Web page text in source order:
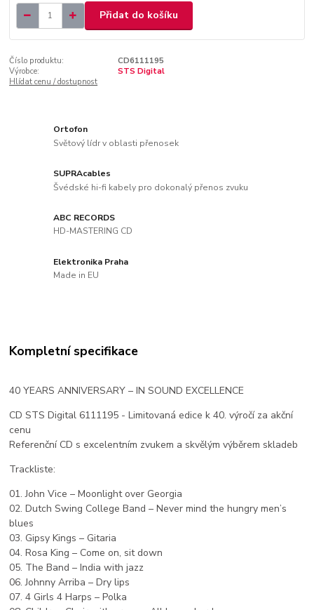
Přidat do košíku
Číslo produktu:
CD6111195
Výrobce:
STS Digital
Hlídat cenu / dostupnost
Ortofon
Světový lídr v oblasti přenosek
SUPRAcables
Švédské hi-fi kabely pro dokonalý přenos zvuku
ABC RECORDS
HD-MASTERING CD
Elektronika Praha
Made in EU
Kompletní specifikace
40 YEARS ANNIVERSARY – IN SOUND EXCELLENCE
CD STS Digital 6111195 - Limitovaná edice k 40. výročí za akční
cenu
Referenční CD s excelentním zvukem a skvělým výběrem skladeb
Trackliste:
01. John Vice – Moonlight over Georgia
02. Dutch Swing College Band – Never mind the hungry men’s
blues
03. Gipsy Kings – Gitaria
04. Rosa King – Come on, sit down
05. The Band – India with jazz
06. Johnny Arriba – Dry lips
07. 4 Girls 4 Harps – Polka